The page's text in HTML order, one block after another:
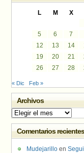
L M X
5
6 7
12
13 14
19
20 21
26
27 28
« Dic Feb »
Archivos
Archivos
Comentarios
Mudejarillo en